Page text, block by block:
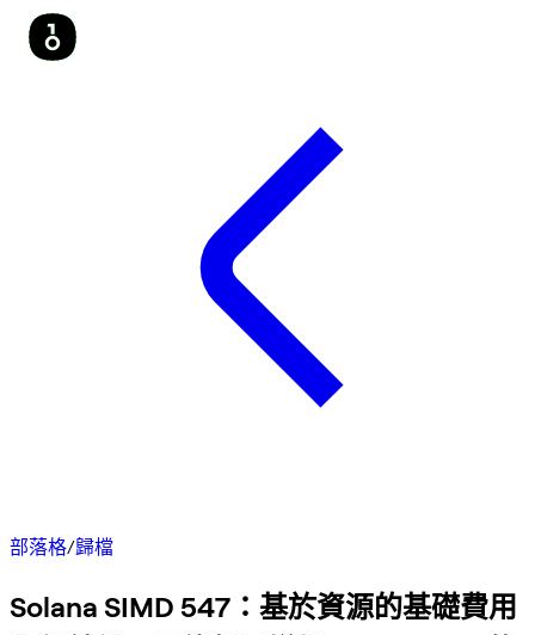
部落格/歸檔
Solana SIMD 547：基於資源的基礎費用